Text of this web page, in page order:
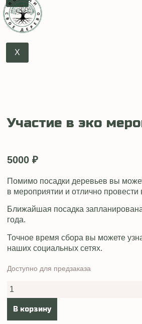
X
Участие в эко
5000 ₽
Помимо посадки деревьев вы
в мероприятии и отлично
Ближайшая посадка
года.
Точное время сбора вы можете
наших социальных сетях.
Доступно для предзаказа
Количество
товара
Участие
эко
мероприятии
В корзину